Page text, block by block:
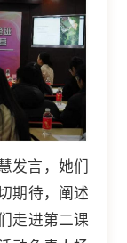
发言，她们
期待，阐述
走进第二课